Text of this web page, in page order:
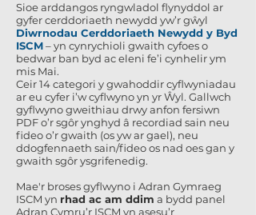
Sioe arddangos ryngwladol flynyddol ar
gyfer cerddoriaeth newydd yw’r gŵyl
Diwrnodau Cerddoriaeth Newydd y Byd
ISCM– yn cynrychioli gwaith cyfoes o
bedwar ban byd ac eleni fe’i cynhelir ym
mis Mai.
Ceir 14 categori y gwahoddir cyflwyniadau
ar eu cyfer i’w cyflwyno yn yr Ŵyl. Gallwch
gyflwyno gweithiau drwy anfon fersiwn
PDF o’r sgôr ynghyd â recordiad sain neu
fideo o’r gwaith (os yw ar gael), neu
ddogfennaeth sain/fideo os nad oes gan y
gwaith sgôr ysgrifenedig.
Mae'r broses gyflwyno i Adran Gymraeg
ISCM yn rhad ac am ddim a bydd panel
Adran Cymru’r ISCM yn asesu’r